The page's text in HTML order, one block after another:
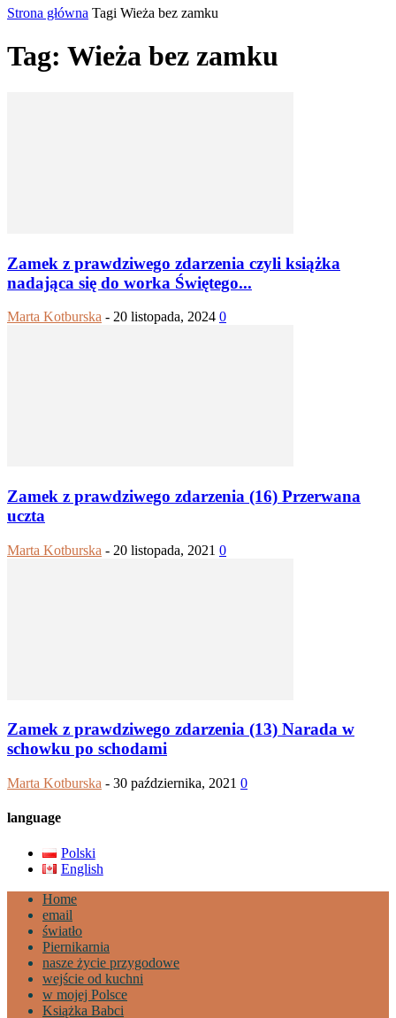
Strona główna Tagi Wieża bez zamku
Tag: Wieża bez zamku
Zamek z prawdziwego zdarzenia czyli książka
nadająca się do worka Świętego...
Marta Kotburska - 20 listopada, 2024 0
Zamek z prawdziwego zdarzenia (16) Przerwana
uczta
Marta Kotburska - 20 listopada, 2021 0
Zamek z prawdziwego zdarzenia (13) Narada w
schowku po schodami
Marta Kotburska - 30 października, 2021 0
language
Polski
English
Home
email
światło
Piernikarnia
nasze życie przygodowe
wejście od kuchni
w mojej Polsce
Książka Babci